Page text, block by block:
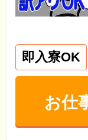
即入寮OK
お仕